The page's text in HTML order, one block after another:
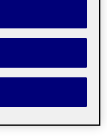
un
asociados al
Mood Boardque
universo visual
de colores, la
encajaba